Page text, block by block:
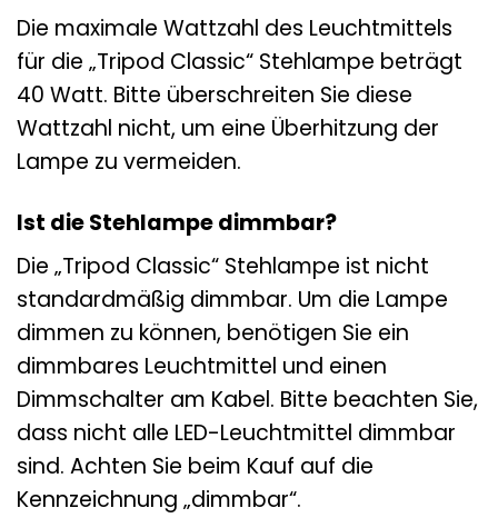
Die maximale Wattzahl des Leuchtmittels
für die „Tripod Classic“ Stehlampe beträgt
40 Watt. Bitte überschreiten Sie diese
Wattzahl nicht, um eine Überhitzung der
Lampe zu vermeiden.
Ist die Stehlampe dimmbar?
Die „Tripod Classic“ Stehlampe ist nicht
standardmäßig dimmbar. Um die Lampe
dimmen zu können, benötigen Sie ein
dimmbares Leuchtmittel und einen
Dimmschalter am Kabel. Bitte beachten Sie,
dass nicht alle LED-Leuchtmittel dimmbar
sind. Achten Sie beim Kauf auf die
Kennzeichnung „dimmbar“.